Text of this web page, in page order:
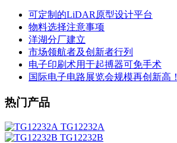
可定制的LiDAR原型设计平台
物料选择注意事项
洋湖分厂建立
市场领航者及创新者行列
电子印刷术用于起搏器可免手术
国际电子电路展览会规模再创新高！
热门产品
TG12232A
TG12232B